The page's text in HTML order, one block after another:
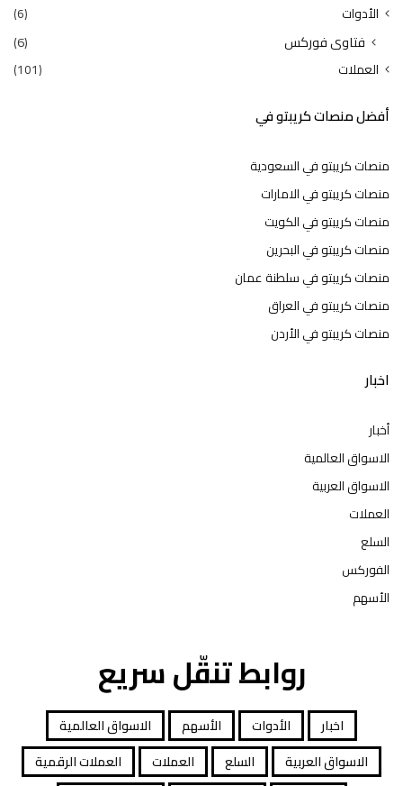
الأدوات (6)
فتاوى فوركس (6)
العملات (101)
أفضل منصات كريبتو في
منصات كريبتو في السعودية
منصات كريبتو في الامارات
منصات كريبتو في الكويت
منصات كريبتو في البحرين
منصات كريبتو في سلطنة عمان
منصات كريبتو في العراق
منصات كريبتو في الأردن
اخبار
أخبار
الاسواق العالمية
الاسواق العربية
العملات
السلع
الفوركس
الأسهم
روابط تنقّل سريع
اخبار الأدوات الأسهم
الاسواق العالمية
الاسواق العربية
السلع العملات
العملات الرقمية